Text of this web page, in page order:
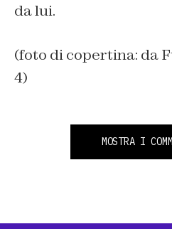
da lui.
(foto di copertina: da
4)
MOSTRA I